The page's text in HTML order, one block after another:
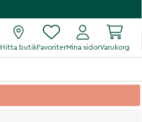
Hitta butikFavoriterMina sidorVarukorg